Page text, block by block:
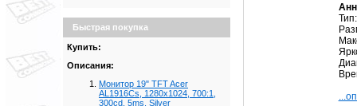
Быстрая покупка
Купить:
Описания:
Монитор 19" TFT Acer
AL1916Cs, 1280х1024, 700:1,
300cd, 5ms, Silver